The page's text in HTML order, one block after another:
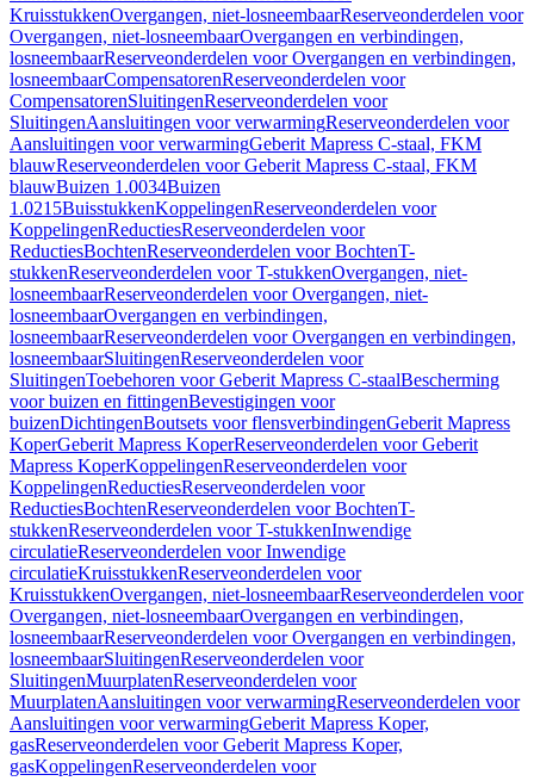
KruisstukkenOvergangen, niet-losneembaarReserveonderdelen voor
Overgangen, niet-losneembaarOvergangen en verbindingen,
losneembaarReserveonderdelen voor Overgangen en verbindingen,
losneembaarCompensatorenReserveonderdelen voor
CompensatorenSluitingenReserveonderdelen voor
SluitingenAansluitingen voor verwarmingReserveonderdelen voor
Aansluitingen voor verwarmingGeberit Mapress C-staal, FKM
blauwReserveonderdelen voor Geberit Mapress C-staal, FKM
blauwBuizen 1.0034Buizen
1.0215BuisstukkenKoppelingenReserveonderdelen voor
KoppelingenReductiesReserveonderdelen voor
ReductiesBochtenReserveonderdelen voor BochtenT-
stukkenReserveonderdelen voor T-stukkenOvergangen, niet-
losneembaarReserveonderdelen voor Overgangen, niet-
losneembaarOvergangen en verbindingen,
losneembaarReserveonderdelen voor Overgangen en verbindingen,
losneembaarSluitingenReserveonderdelen voor
SluitingenToebehoren voor Geberit Mapress C-staalBescherming
voor buizen en fittingenBevestigingen voor
buizenDichtingenBoutsets voor flensverbindingenGeberit Mapress
KoperGeberit Mapress KoperReserveonderdelen voor Geberit
Mapress KoperKoppelingenReserveonderdelen voor
KoppelingenReductiesReserveonderdelen voor
ReductiesBochtenReserveonderdelen voor BochtenT-
stukkenReserveonderdelen voor T-stukkenInwendige
circulatieReserveonderdelen voor Inwendige
circulatieKruisstukkenReserveonderdelen voor
KruisstukkenOvergangen, niet-losneembaarReserveonderdelen voor
Overgangen, niet-losneembaarOvergangen en verbindingen,
losneembaarReserveonderdelen voor Overgangen en verbindingen,
losneembaarSluitingenReserveonderdelen voor
SluitingenMuurplatenReserveonderdelen voor
MuurplatenAansluitingen voor verwarmingReserveonderdelen voor
Aansluitingen voor verwarmingGeberit Mapress Koper,
gasReserveonderdelen voor Geberit Mapress Koper,
gasKoppelingenReserveonderdelen voor